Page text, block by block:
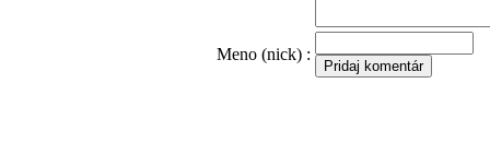
Meno (nick) :